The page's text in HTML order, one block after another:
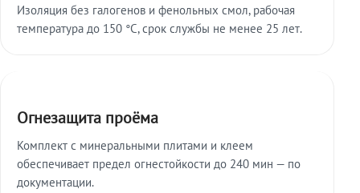
Изоляция без галогенов и фенольных смол, рабочая
температура до 150 °C, срок службы не менее 25 лет.
Огнезащита проёма
Комплект с минеральными плитами и клеем
обеспечивает предел огнестойкости до 240 мин — по
документации.